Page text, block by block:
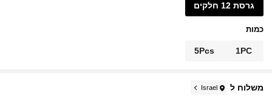
גרסת 12 חלקים
כמות
1PC
5Pcs
משלוח ל Israel